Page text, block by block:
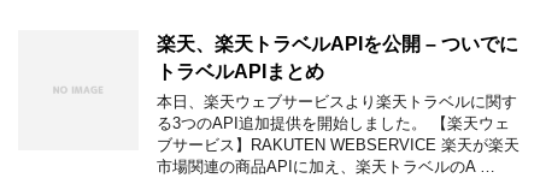
楽天、楽天トラベルAPIを公開 – ついでに
トラベルAPIまとめ
本日、楽天ウェブサービスより楽天トラベルに関す
る3つのAPI追加提供を開始しました。 【楽天ウェ
ブサービス】RAKUTEN WEBSERVICE 楽天が楽天
市場関連の商品APIに加え、楽天トラベルのA …